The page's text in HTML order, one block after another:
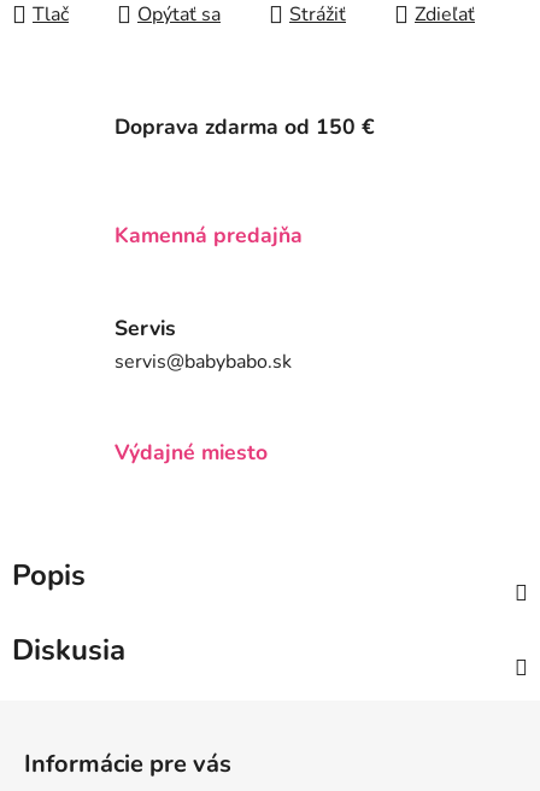
Tlač Opýtať sa Strážiť Zdieľať
Doprava zdarma od 150 €
Kamenná predajňa
Servis
servis@babybabo.sk
Výdajné miesto
Popis
Diskusia
Informácie pre vás